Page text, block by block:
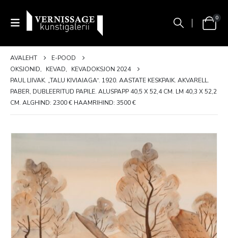
0
AVALEHT
E-POOD
OKSJONID, KEVAD,
KEVADOKSJON 2024
PAUL LIIVAK. „TALU KIVIAIAGA“. 1920. AASTATE KESKPAIK. AKVARELL.
PABER, DUBLEERITUD PAPILE. ALUSPAPP 40,5 X 52,4 CM. LM 40,3 X 52,2
CM. ALGHIND: 2300 € HAAMRIHIND: 3500 €